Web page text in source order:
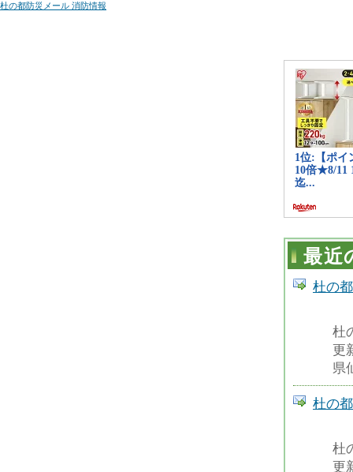
最近
杜の
杜
更
県
杜の
杜
更
杜の都防災メール 消防情報